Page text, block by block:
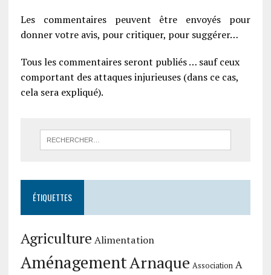
Les commentaires peuvent être envoyés pour
donner votre avis, pour critiquer, pour suggérer…
Tous les commentaires seront publiés … sauf ceux
comportant des attaques injurieuses (dans ce cas,
cela sera expliqué).
ÉTIQUETTES
Agriculture Alimentation
AménagementArnaque Association A